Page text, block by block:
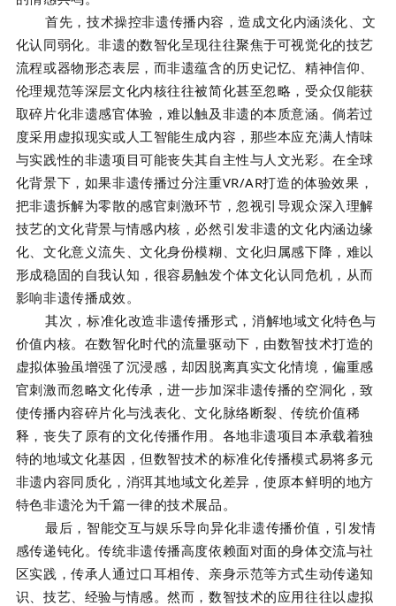
首先，技术操控非遗传播内容，造成文化内涵淡化、文
化认同弱化。非遗的数智化呈现往往聚焦于可视觉化的技艺
流程或器物形态表层，而非遗蕴含的历史记忆、精神信仰、
伦理规范等深层文化内核往往被简化甚至忽略，受众仅能获
取碎片化非遗感官体验，难以触及非遗的本质意涵。倘若过
度采用虚拟现实或人工智能生成内容，那些本应充满人情味
与实践性的非遗项目可能丧失其自主性与人文光彩。在全球
化背景下，如果非遗传播过分注重VR/AR打造的体验效果，
把非遗拆解为零散的感官刺激环节，忽视引导观众深入理解
技艺的文化背景与情感内核，必然引发非遗的文化内涵边缘
化、文化意义流失、文化身份模糊、文化归属感下降，难以
形成稳固的自我认知，很容易触发个体文化认同危机，从而
影响非遗传播成效。
其次，标准化改造非遗传播形式，消解地域文化特色与
价值内核。在数智化时代的流量驱动下，由数智技术打造的
虚拟体验虽增强了沉浸感，却因脱离真实文化情境，偏重感
官刺激而忽略文化传承，进一步加深非遗传播的空洞化，致
使传播内容碎片化与浅表化、文化脉络断裂、传统价值稀
释，丧失了原有的文化传播作用。各地非遗项目本承载着独
特的地域文化基因，但数智技术的标准化传播模式易将多元
非遗内容同质化，消弭其地域文化差异，使原本鲜明的地方
特色非遗沦为千篇一律的技术展品。
最后，智能交互与娱乐导向异化非遗传播价值，引发情
感传递钝化。传统非遗传播高度依赖面对面的身体交流与社
区实践，传承人通过口耳相传、亲身示范等方式生动传递知
识、技艺、经验与情感。然而，数智技术的应用往往以虚拟